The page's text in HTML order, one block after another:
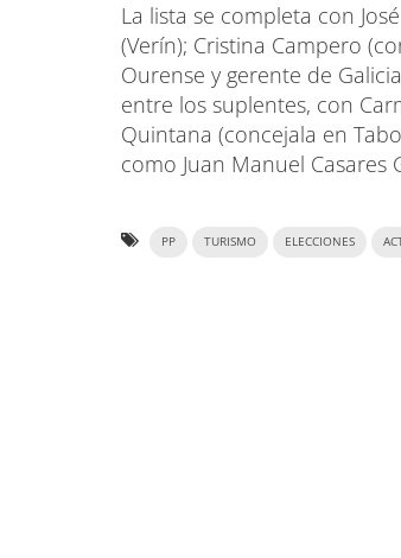
La lista se completa con
(Verín); Cristina Campero
Ourense y gerente de
entre los suplentes, con
Quintana (concejala en
como Juan Manuel Casares
PP TURISMO ELECCIONES